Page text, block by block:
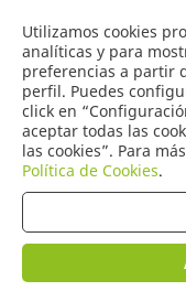
Utilizamos cookies
analíticas y para
preferencias a partir
perfil. Puedes
click en
aceptar todas las
las cookies”. Para
Política de Cookies.
DE
Productos (